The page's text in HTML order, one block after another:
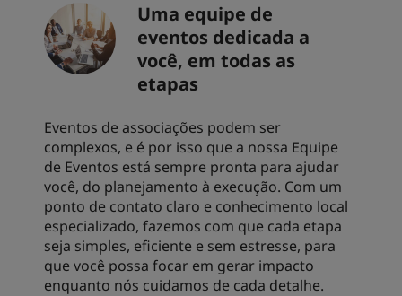
Uma equipe de
eventos dedicada a
você, em todas as
etapas
Eventos de associações podem ser
complexos, e é por isso que a nossa Equipe
de Eventos está sempre pronta para ajudar
você, do planejamento à execução. Com um
ponto de contato claro e conhecimento local
especializado, fazemos com que cada etapa
seja simples, eficiente e sem estresse, para
que você possa focar em gerar impacto
enquanto nós cuidamos de cada detalhe.